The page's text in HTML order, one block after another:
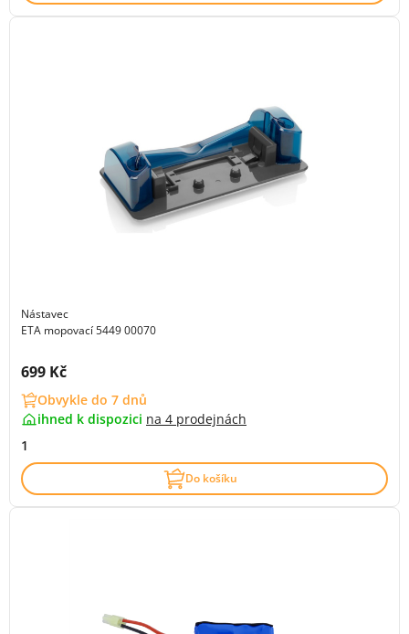
Nástavec
ETA mopovací 5449 00070
Cena s DPH:
699 Kč
Obvykle do 7 dnů
ihned k dispozici na 4 prodejnách
1
Do košíku